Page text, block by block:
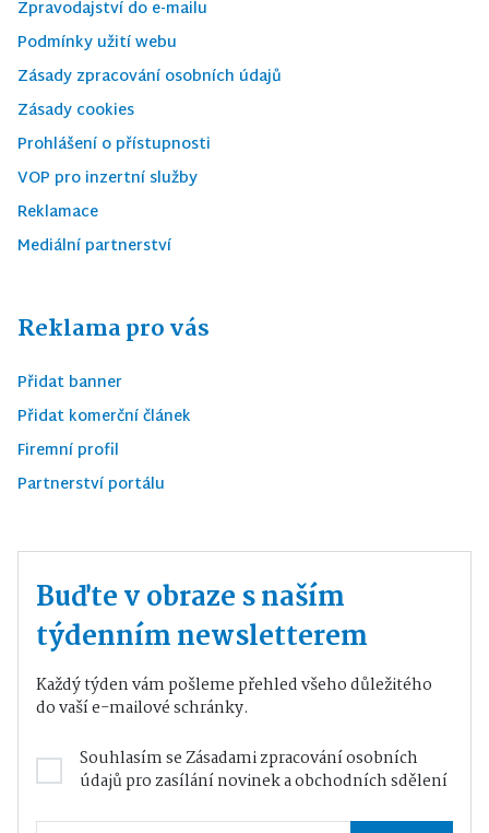
Zpravodajství do e-mailu
Podmínky užití webu
Zásady zpracování osobních údajů
Zásady cookies
Prohlášení o přístupnosti
VOP pro inzertní služby
Reklamace
Mediální partnerství
Reklama pro vás
Přidat banner
Přidat komerční článek
Firemní profil
Partnerství portálu
Buďte v obraze s naším
týdenním newsletterem
Každý týden vám pošleme přehled všeho důležitého
do vaší e-mailové schránky.
Souhlasím seZásadami zpracování osobních
údajůpro zasílání novinek a obchodních sdělení